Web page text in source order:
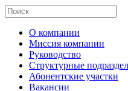
О компании
Миссия компании
Руководство
Структурные
Абонентские участки
Вакансии